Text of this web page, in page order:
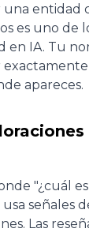
entidad
es uno de
en IA. Tu
apareces.
"¿cuál
señales
Las